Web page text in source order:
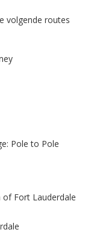
volgende routes
Pole to Pole
of Fort Lauderdale